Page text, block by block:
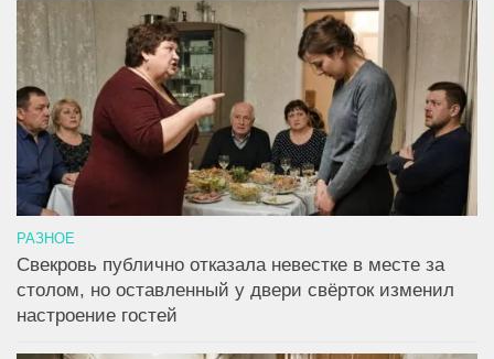
РАЗНОЕ
Свекровь публично отказала невестке в месте за
столом, но оставленный у двери свёрток изменил
настроение гостей